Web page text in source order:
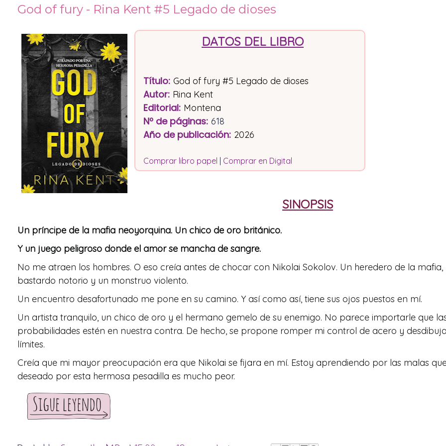
God of fury - Rina Kent #5 Legado de dioses
DATOS DEL LIBRO
Título: God of fury #5 Legado de dioses
Autor: Rina Kent
Editorial: Montena
Nº de páginas: 618
Año de publicación: 2026
Comprar libro papel Comprar en Digital
SINOPSIS
Un príncipe de la mafia neoyorquina. Un chico de oro británico.
Y un juego peligroso donde el amor se mancha de sangre.
No me atraen los hombres. O eso creía antes de chocar con Nikolai Sokolov. Un heredero de la mafia,
bastardo notorio y un monstruo violento.
Un encuentro desafortunado me pone en su camino. Y así como así, tiene sus ojos puestos en mí.
Un artista tranquilo, un chico de oro y el hermano gemelo de su enemigo. No parece importarle que
probabilidades estén en nuestra contra. De hecho, se propone romper mi control de acero y
límites.
Creía que mi mayor preocupación era que Nikolai se fijara en mí. Estoy aprendiendo por las malas
deseado por esta hermosa pesadilla es mucho peor.